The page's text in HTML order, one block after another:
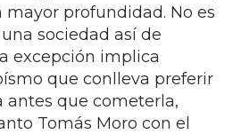
mayor profundidad. No es
sociedad así de
excepción implica
que conlleva preferir
antes que cometerla,
Tomás Moro con el